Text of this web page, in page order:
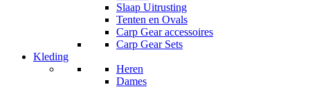
Slaap Uitrusting
Tenten en Ovals
Carp Gear accessoires
Carp Gear Sets
Kleding
Heren
Dames